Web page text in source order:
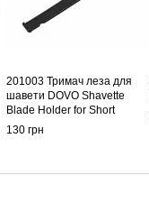
201003 Тримач леза для
шавети DOVO Shavette
Blade Holder for Short
Blades
130 грн